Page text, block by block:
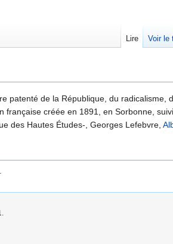
patenté de la République, du
créée en 1891, en Sorbonne,
des Hautes Études-, Georges Lefebvre,
Lire Voir le